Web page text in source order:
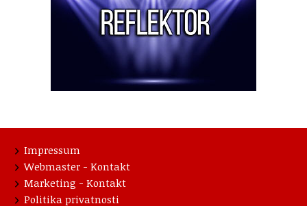
Impressum
Webmaster - Kontakt
Marketing - Kontakt
Politika privatnosti